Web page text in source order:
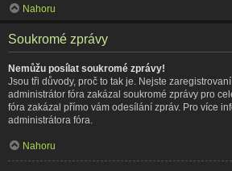
Nahoru
Soukromé zprávy
Nemůžu posílat soukromé zprávy!
Jsou tři důvody, proč to tak je. Nejste
administrátor fóra zakázal soukromé zprávy pro
fóra zakázal přímo vám odesílání zpráv. Pro více
administrátora fóra.
Nahoru